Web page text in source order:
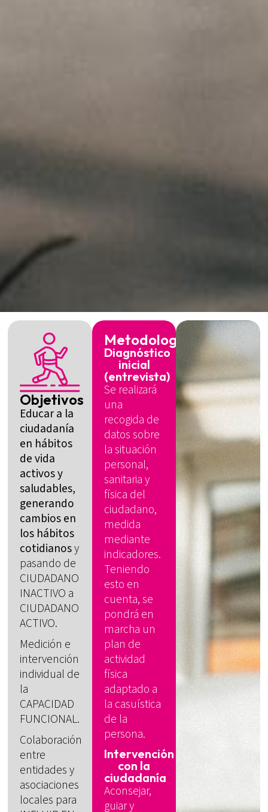
Objetivos
Educar a la
ciudadanía
en hábitos
de vida
activos y
saludables,
generando
cambios en
los hábitos
cotidianosy
pasando de
CIUDADANO
INACTIVO a
CIUDADANO
ACTIVO.
Medición e
intervención
individual de
la
CAPACIDAD
FUNCIONAL.
Colaboración
entre
entidades y
asociaciones
locales para
Metodología
Diagnóstico
inicial
(entrevista)
Se realizará
una
recogida de
datos sobre
la situación
personal,
sanitaria y
física del
ciudadano,
medida
mediante
indicadores.
Teniendo
esto en
cuenta, se
pondrá en
marcha un
plan de
actividad
física
adaptado a
la casuística
de la
persona.
Intervención
con la
ciudadanía
Aconsejar,
guiar y